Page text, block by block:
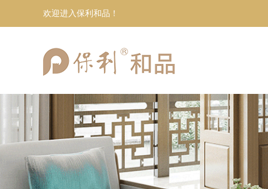
欢迎进入保利和品！